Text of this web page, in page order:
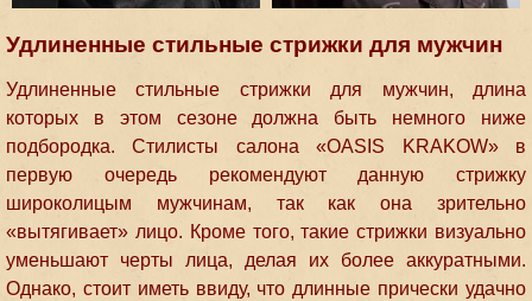
Удлиненные стильные стрижки для мужчин
Удлиненные стильные стрижки для мужчин, длина
которых в этом сезоне должна быть немного ниже
подбородка. Стилисты салона «OASIS KRAKOW» в
первую очередь рекомендуют данную стрижку
широколицым мужчинам, так как она зрительно
«вытягивает» лицо. Кроме того, такие стрижки визуально
уменьшают черты лица, делая их более аккуратными.
Однако, стоит иметь ввиду, что длинные прически удачно